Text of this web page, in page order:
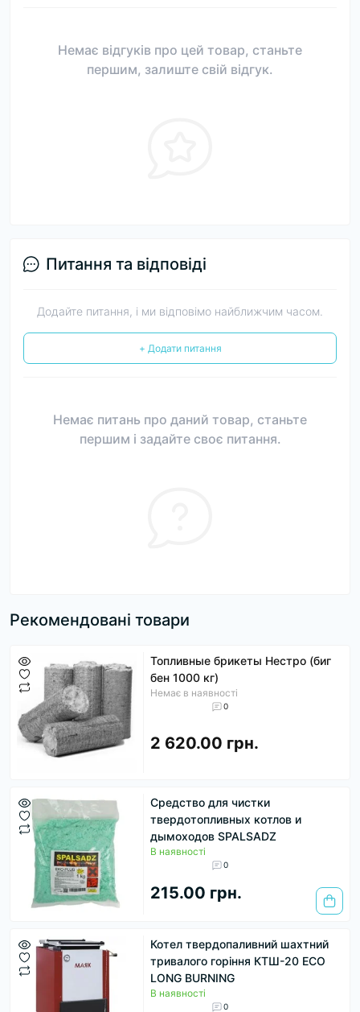
Немає відгуків про цей товар, станьте
першим, залиште свій відгук.
Питання та відповіді
Додайте питання, і ми відповімо найближчим часом.
+ Додати питання
Немає питань про даний товар, станьте
першим і задайте своє питання.
Рекомендовані товари
Топливные брикеты Нестро (биг
бен 1000 кг)
Немає в наявності
0
2 620.00 грн.
Средство для чистки
твердотопливных котлов и
дымоходов SPALSADZ
В наявності
0
215.00 грн.
Котел твердопаливний шахтний
тривалого горіння КТШ-20 ECO
LONG BURNING
В наявності
0